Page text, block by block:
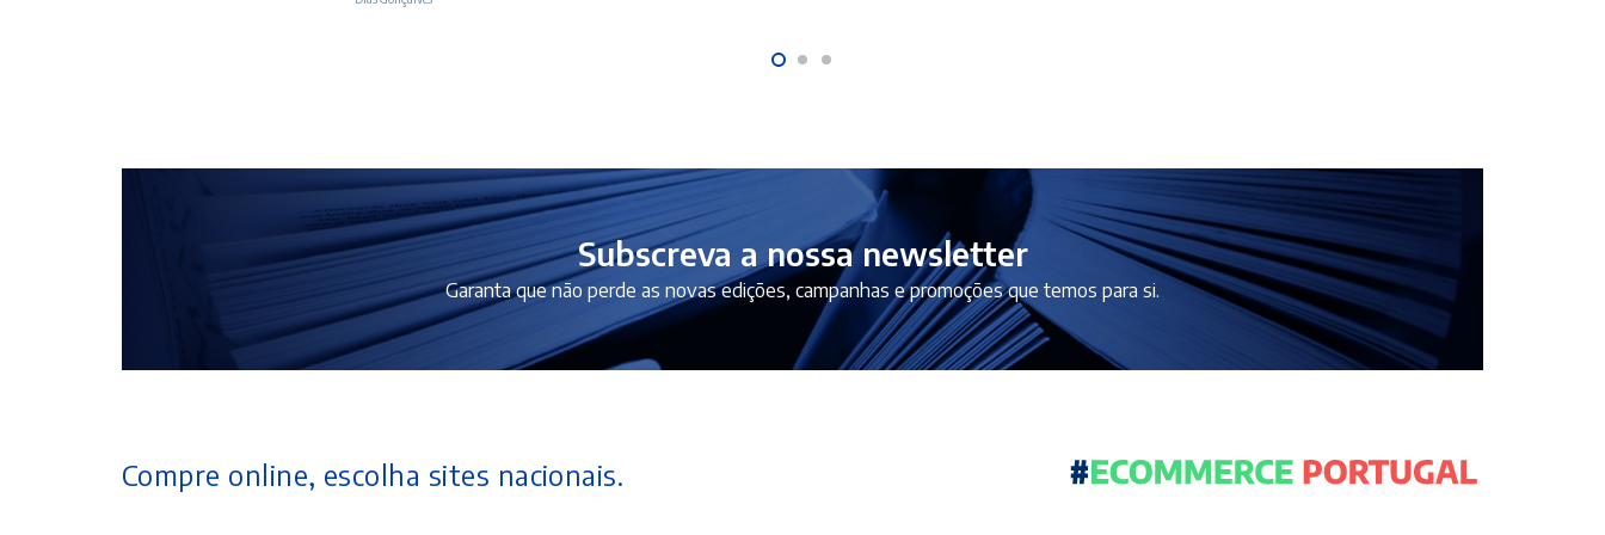
Subscreva a nossa newsletter
Garanta que não perde as novas edições, campanhas e promoções que temos para si.
Compre online, escolha sites nacionais.